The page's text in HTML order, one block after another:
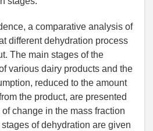
a comparative analysis of
different dehydration process
The main stages of the
various dairy products and the
reduced to the amount
the product, are presented
change in the mass fraction
of dehydration are given